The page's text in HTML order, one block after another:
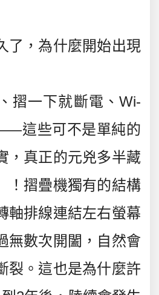
了，為什麼開始出現
摺一下就斷電、Wi-
這些可不是單純的
，真正的元兇多半藏
！摺疊機獨有的結構
軸排線連結左右螢幕
無數次開闔，自然會
裂。這也是為什麼許